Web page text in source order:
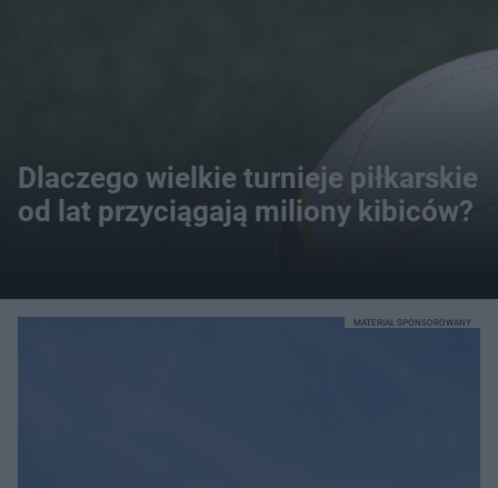
Dlaczego wielkie turnieje piłkarskie
od lat przyciągają miliony kibiców?
MATERIAŁ SPONSOROWANY